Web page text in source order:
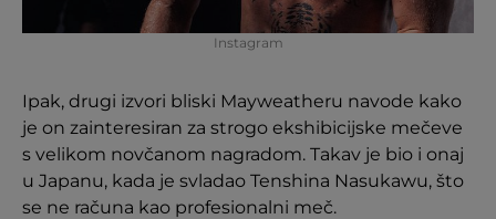
Instagram
Ipak, drugi izvori bliski Mayweatheru navode kako
je on zainteresiran za strogo ekshibicijske mečeve
s velikom novčanom nagradom. Takav je bio i onaj
u Japanu, kada je svladao Tenshina Nasukawu, što
se ne računa kao profesionalni meč.